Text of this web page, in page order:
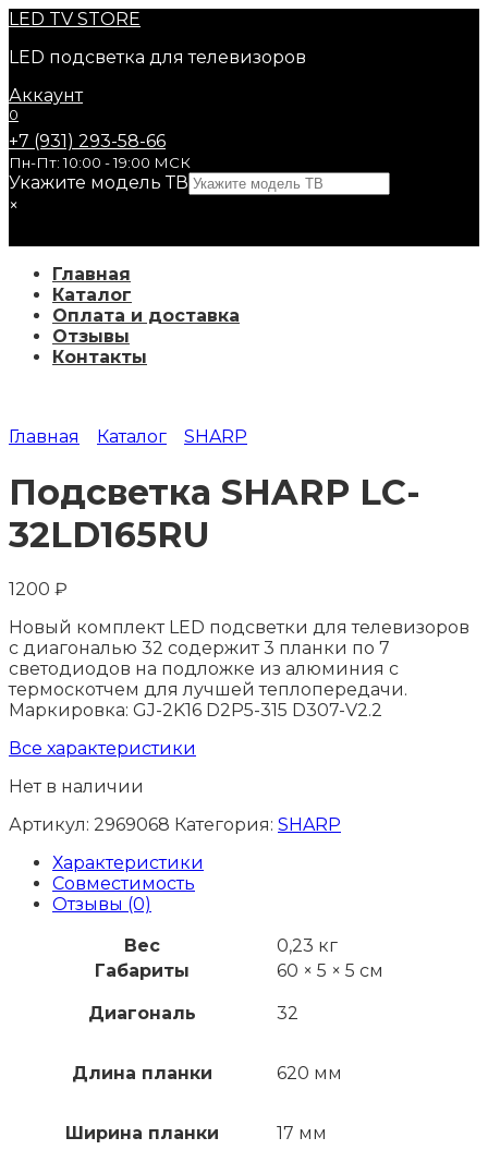
Перейти
содержанию
LED TV STORE
LED подсветка для телевизоров
Аккаунт
0
+7 (931) 293-58-66
Пн-Пт: 10:00 - 19:00 МСК
Укажите модель ТВ
×
Главная
Каталог
Оплата и доставка
Отзывы
Контакты
Главная Каталог SHARP
Подсветка SHARP LC-
32LD165RU
1200 ₽
Новый комплект LED подсветки для телевизоров
с диагональю 32 содержит 3 планки по 7
светодиодов на подложке из алюминия с
термоскотчем для лучшей теплопередачи.
Маркировка: GJ-2K16 D2P5-315 D307-V2.2
Все характеристики
Нет в наличии
Артикул: 2969068 Категория: SHARP
Характеристики
Совместимость
Отзывы (0)
Вес
0,23 кг
Габариты
60 × 5 × 5 см
Диагональ 32
Длина планки 620 мм
Ширина планки 17 мм